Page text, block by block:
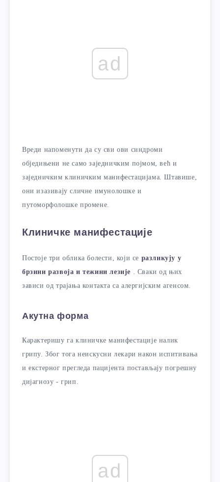
ad
Вреди напоменути да су сви ови синдроми
обједињени не само заједничким појмом, већ и
заједничким клиничким манифестацијама. Штавише,
они изазивају сличне имунолошке и
путоморфолошке промене.
Клиничке манифестације
Постоје три облика болести, који се разликују у
брзини развоја и тежини лезије . Сваки од њих
зависи од трајања контакта са алергијским агенсом.
Акутна форма
Карактеришу га клиничке манифестације налик
грипу. Због тога неискусни лекари након испитивања
и екстерног прегледа пацијента постављају погрешну
дијагнозу - грип.
ad